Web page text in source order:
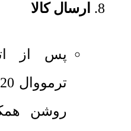
ارسال کالا
پس از
روشن